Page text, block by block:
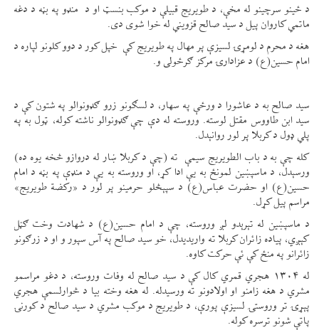
د ځینو سرچینو له مخې، د طویریج قبیلې د موکب بنسټ او د منډو په بڼه د دغه
ماتمي کاروان پیل د سید صالح قزویني له خوا شوی دی.
هغه د محرم د لومړۍ لسیزې پر مهال په طویریج کې خپل کور د دوو کلونو لپاره د
امام حسین(ع) د عزادارۍ مرکز ګرځولی و.
سید صالح به د عاشورا د ورځې په سهار، د لسګونو زرو ګډونوالو په شتون کې د
سید ابن طاووس مقتل لوسته. وروسته له دې چې ګډونوالو ناشته کوله، ټول به په
پلي ډول د کربلا پر لور روانېدل.
کله چې به د باب الطویریج سیمې ته (چې د کربلا ښار له دروازو څخه یوه ده)
ورسېدل، د ماسپښین لمونځ به یې ادا کړ، او وروسته به یې د منډې په بڼه د امام
حسین(ع) او حضرت عباس(ع) د سپېڅلو حرمینو پر لور د «رکضة طویریج»
مراسم پیل کړل.
د ماسپښین له تېرېدو لږ وروسته، چې د امام حسین(ع) د شهادت وخت ګڼل
کېږي، پیاده زائران کربلا ته واریدیدل، خو سید صالح په آس سپور و او د زرګونو
زائرانو په منځ کې ئې حرکت کاوه.
له ۱۳۰۴ هجري قمري کال کې د سید صالح له وفات وروسته، د دغو مراسمو
مشري د هغه زامنو او اولادونو ته ورسیدله. له هغه وخته بیا د څوارلسمې هجري
پېړۍ تر وروستۍ لسیزې پورې، د طویریج د موکب مشري د سید صالح د کورنۍ
پاتې شونو ترسره کوله.